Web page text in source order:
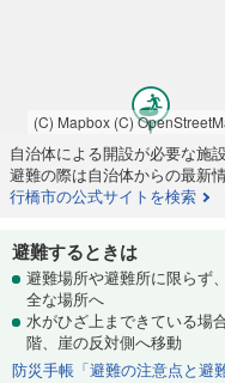
(C) Mapbox (C)
自治体による開設が必要な施
避難の際は自治体からの最新
行橋市の公式サイトを検索
避難するときは
避難場所や避難所に限らず
全な場所へ
水がひざ上まできている場
階、崖の反対側へ移動
防災手帳「避難の注意点と避